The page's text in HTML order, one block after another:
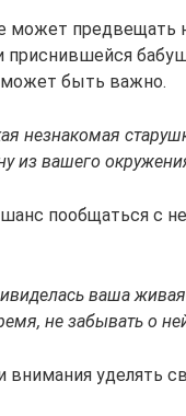
может
приснившейся
может быть важно.
незнакомая
из вашего
пообщаться с
ваша
не забывать о
уделять